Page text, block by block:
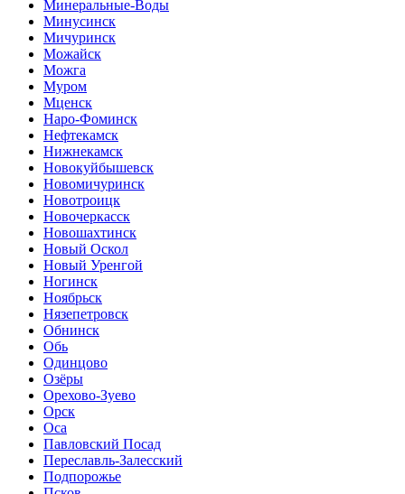
Минеральные-Воды
Минусинск
Мичуринск
Можайск
Можга
Муром
Мценск
Наро-Фоминск
Нефтекамск
Нижнекамск
Новокуйбышевск
Новомичуринск
Новотроицк
Новочеркасск
Новошахтинск
Новый Оскол
Новый Уренгой
Ногинск
Ноябрьск
Нязепетровск
Обнинск
Обь
Одинцово
Озёры
Орехово-Зуево
Орск
Оса
Павловский Посад
Переславль-Залесский
Подпорожье